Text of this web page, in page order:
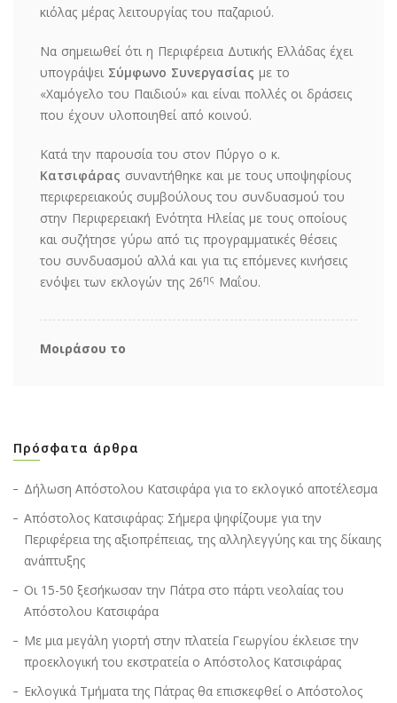
κιόλας μέρας λειτουργίας του παζαριού.
Να σημειωθεί ότι η Περιφέρεια Δυτικής Ελλάδας έχει
υπογράψει Σύμφωνο Συνεργασίας με το
«Χαμόγελο του Παιδιού» και είναι πολλές οι δράσεις
που έχουν υλοποιηθεί από κοινού.
Κατά την παρουσία του στον Πύργο ο κ.
Κατσιφάρας συναντήθηκε και με τους υποψηφίους
περιφερειακούς συμβούλους του συνδυασμού του
στην Περιφερειακή Ενότητα Ηλείας με τους οποίους
και συζήτησε γύρω από τις προγραμματικές θέσεις
του συνδυασμού αλλά και για τις επόμενες κινήσεις
ενόψει των εκλογών της 26ης Μαΐου.
Μοιράσου το
Πρόσφατα άρθρα
Δήλωση Απόστολου Κατσιφάρα για το εκλογικό αποτέλεσμα
Απόστολος Κατσιφάρας: Σήμερα ψηφίζουμε για την
Περιφέρεια της αξιοπρέπειας, της αλληλεγγύης και της δίκαιης
ανάπτυξης
Οι 15-50 ξεσήκωσαν την Πάτρα στο πάρτι νεολαίας του
Απόστολου Κατσιφάρα
Με μια μεγάλη γιορτή στην πλατεία Γεωργίου έκλεισε την
προεκλογική του εκστρατεία ο Απόστολος Κατσιφάρας
Εκλογικά Τμήματα της Πάτρας θα επισκεφθεί ο Απόστολος